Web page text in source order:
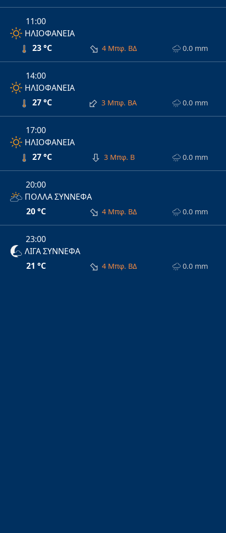
11:00
ΗΛΙΟΦΑΝΕΙΑ
23 °C
4 Μπφ. ΒΔ 0.0 mm
14:00
ΗΛΙΟΦΑΝΕΙΑ
27 °C
3 Μπφ. ΒΑ 0.0 mm
17:00
ΗΛΙΟΦΑΝΕΙΑ
27 °C
3 Μπφ. Β 0.0 mm
20:00
ΠΟΛΛΑ ΣΥΝΝΕΦΑ
20 °C
4 Μπφ. ΒΔ 0.0 mm
23:00
ΛΙΓΑ ΣΥΝΝΕΦΑ
21 °C
4 Μπφ. ΒΔ 0.0 mm